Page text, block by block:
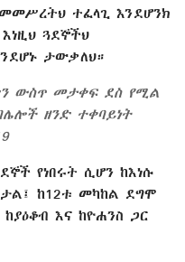
ተፈላጊ እንደሆንክ
ጓደኞችህ
ታውቃለህ።
ውስጥ መታቀፍ ደስ የሚል
ዘንድ ተቀባይነት
የነበሩት ሲሆን ከእነሱ
ከ12ቱ መካከል ደግሞ
እና ከዮሐንስ ጋር